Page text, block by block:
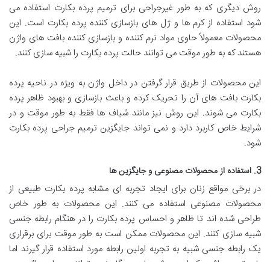
روش دیگری که به طور غیرجراحی برای ترمیم پرده بکارت استفاده می
شود استفاده از کرم ها و ژل های بازسازی کننده پرده بکارت است. این
محصولات معمولاً حاوی مواد نرم کننده و بازسازی کننده بافت های واژن
هستند که به طور موقت می توانند حالت پرده بکارت را شبیه سازی کنند.
این محصولات از طریق قرار گرفتن در داخل واژن به ویژه در ناحیه پرده
بکارت بافت های آن را تحریک کرده و باعث بازسازی و بهبود ظاهر پرده
بکارت می شوند. این روش نیز مانند شیاف ها فقط به طور موقت و در
شرایط خاص کاربرد دارد و نمی تواند جایگزین ترمیم جراحی پرده بکارت
شود.
3. استفاده از محصولات مصنوعی و جایگزین ها
در برخی مواقع زنان برای ایجاد تجربه ای مشابه پرده بکارت طبیعی از
محصولات مصنوعی استفاده می کنند. این محصولات به طور خاص
طراحی شده اند تا ظاهر و احساس پرده بکارت را در هنگام رابطه جنسی
شبیه سازی کنند. این محصولات ممکن است به طور موقت برای برقراری
یک رابطه جنسی شبیه به تجربه اولین رابطه مورد استفاده قرار گیرند اما